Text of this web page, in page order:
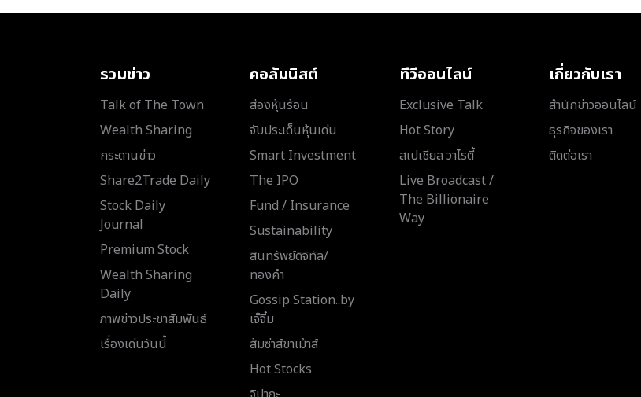
รวมข่าว
Talk of The Town
Wealth Sharing
กระดานข่าว
Share2Trade Daily
Stock Daily
Journal
Premium Stock
Wealth Sharing
Daily
ภาพข่าวประชาสัมพันธ์
เรื่องเด่นวันนี้
คอลัมนิสต์
ส่องหุ้นร้อน
จับประเด็นหุ้นเด่น
Smart Investment
The IPO
Fund / Insurance
Sustainability
สินทรัพย์ดิจิทัล/
ทองคำ
Gossip Station..by
เจ๊จิ๋ม
ส้มซ่าส์ขาเม้าส์
Hot Stocks
ทีวีออนไลน์
Exclusive Talk
Hot Story
สเปเชียล วาไรตี้
Live Broadcast /
The Billionaire
Way
เกี่ยวกับเรา
สำนักข่าวออนไลน์
ธุรกิจของเรา
ติดต่อเรา